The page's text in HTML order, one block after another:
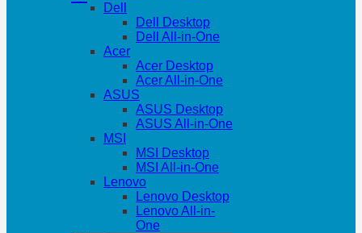
Dell
Dell Desktop
Dell All-in-One
Acer
Acer Desktop
Acer All-in-One
ASUS
ASUS Desktop
ASUS All-in-One
MSI
MSI Desktop
MSI All-in-One
Lenovo
Lenovo Desktop
Lenovo All-in-
One